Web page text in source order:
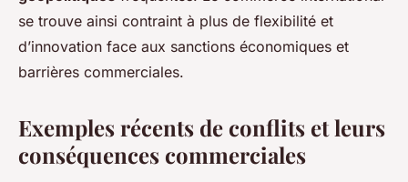
se trouve ainsi contraint à plus de flexibilité et
d’innovation face aux sanctions économiques et
barrières commerciales.
Exemples récents de conflits et leurs
conséquences commerciales